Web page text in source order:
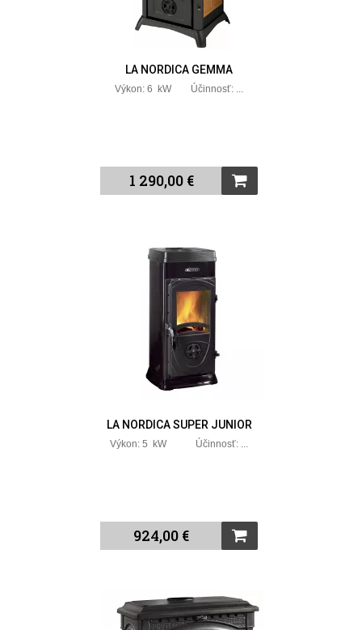
LA NORDICA GEMMA
Výkon: 6 kW Účinnosť: ...
1 290,00 €
LA NORDICA SUPER JUNIOR
Výkon: 5 kW Účinnosť: ...
924,00 €